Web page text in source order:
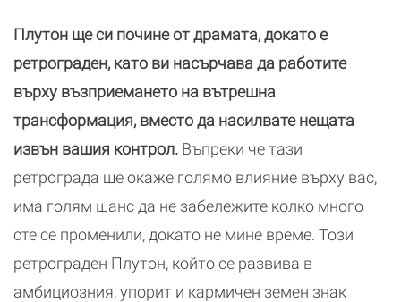
Плутон ще си почине от драмата, докато е
ретрограден, като ви насърчава да работите
върху възприемането на вътрешна
трансформация, вместо да насилвате нещата
извън вашия контрол. Въпреки че тази
ретрограда ще окаже голямо влияние върху вас,
има голям шанс да не забележите колко много
сте се променили, докато не мине време. Този
ретрограден Плутон, който се развива в
амбициозния, упорит и кармичен земен знак